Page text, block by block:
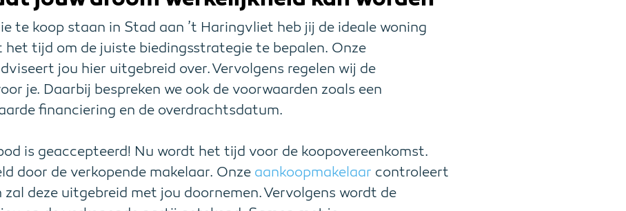
te koop staan in Stad aan ’t Haringvliet heb jij de ideale woning
het tijd om de juiste biedingsstrategie te bepalen. Onze
jou hier uitgebreid over. Vervolgens regelen wij de
je. Daarbij bespreken we ook de voorwaarden zoals een
financiering en de overdrachtsdatum.
is geaccepteerd! Nu wordt het tijd voor de koopovereenkomst.
door de verkopende makelaar. Onze aankoopmakelaar controleert
zal deze uitgebreid met jou doornemen. Vervolgens wordt de